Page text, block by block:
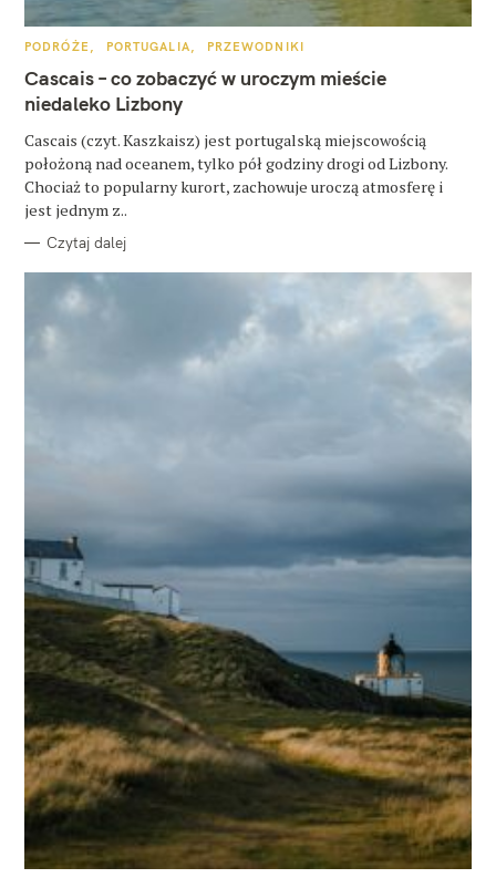
K
T
E
G
O
I
E
PODRÓŻE PORTUGALIA PRZEWODNIKI
Cascais – co zobaczyć w uroczym mieście
niedaleko Lizbony
Cascais (czyt. Kaszkaisz) jest portugalską miejscowością
położoną nad oceanem, tylko pół godziny drogi od Lizbony.
Chociaż to popularny kurort, zachowuje uroczą atmosferę i
jest jednym z..
Czytaj dalej
k
a
j
: